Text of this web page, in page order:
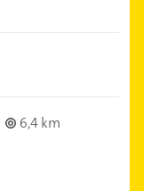
6,4 km